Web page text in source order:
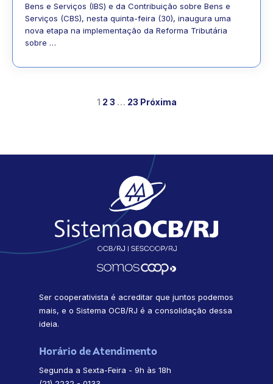
Bens e Serviços (IBS) e da Contribuição sobre Bens e
Serviços (CBS), nesta quinta-feira (30), inaugura uma
nova etapa na implementação da Reforma Tributária
sobre …
1 2 3 … 23 Próxima
Ser cooperativista é acreditar que juntos podemos
mais, e o Sistema OCB/RJ é a consolidação dessa
ideia.
Horário de Atendimento
Segunda a Sexta-Feira - 9h às 18h